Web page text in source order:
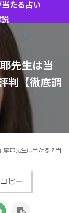
たる占い
先生は当
判【徹底調
摩耶先生は当たる？当
ピー